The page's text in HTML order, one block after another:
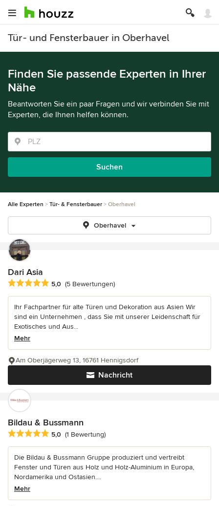
Tür- und Fensterbauer in Oberhavel
Finden Sie passende Experten in Ihrer
Nähe
Beantworten Sie ein paar Fragen und wir verbinden Sie mit
Experten, die Ihnen helfen können.
Suchen
Alle Experten Tür- & Fensterbauer Oberhavel
Oberhavel
Dari Asia
Durchschnittliche Bewertung: 5 von 5 Sternen
5,0 (5 Bewertungen)
Ihr Fachpartner für alte Türen und Dekoration aus Asien Wir
sind ein Unternehmen , dass Sie mit unserer Leidenschaft für
Exotisches und Aus...
Mehr
Nachricht
Am Oberjägerweg 13, 16761 Hennigsdorf
Bildau & Bussmann
Durchschnittliche Bewertung: 5 von 5 Sternen
5,0 (1 Bewertung)
Die Bildau & Bussmann Gruppe produziert und vertreibt
Fenster und Türen aus Holz und Holz-Aluminium in Europa,
Nordamerika und Ostasien....
Mehr